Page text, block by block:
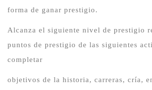
forma de ganar prestigio.
Alcanza el siguiente nivel de prestigio
puntos de prestigio de las siguientes
completar
objetivos de la historia, carreras, cría,